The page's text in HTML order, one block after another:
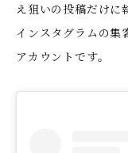
え狙いの投稿だけに
インスタグラムの集
アカウントです。